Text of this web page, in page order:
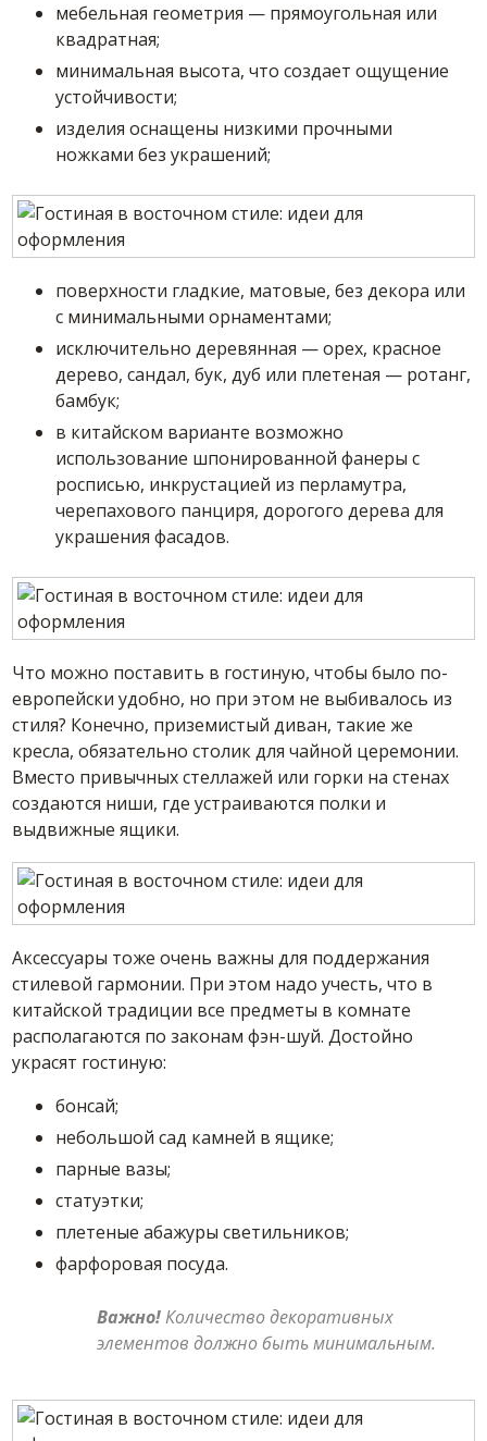
мебельная геометрия — прямоугольная или
квадратная;
минимальная высота, что создает ощущение
устойчивости;
изделия оснащены низкими прочными
ножками без украшений;
поверхности гладкие, матовые, без декора или
с минимальными орнаментами;
исключительно деревянная — орех, красное
дерево, сандал, бук, дуб или плетеная — ротанг,
бамбук;
в китайском варианте возможно
использование шпонированной фанеры с
росписью, инкрустацией из перламутра,
черепахового панциря, дорогого дерева для
украшения фасадов.
Что можно поставить в гостиную, чтобы было по-
европейски удобно, но при этом не выбивалось из
стиля? Конечно, приземистый диван, такие же
кресла, обязательно столик для чайной церемонии.
Вместо привычных стеллажей или горки на стенах
создаются ниши, где устраиваются полки и
выдвижные ящики.
Аксессуары тоже очень важны для поддержания
стилевой гармонии. При этом надо учесть, что в
китайской традиции все предметы в комнате
располагаются по законам фэн-шуй. Достойно
украсят гостиную:
бонсай;
небольшой сад камней в ящике;
парные вазы;
статуэтки;
плетеные абажуры светильников;
фарфоровая посуда.
Важно!Количество декоративных
элементов должно быть минимальным.